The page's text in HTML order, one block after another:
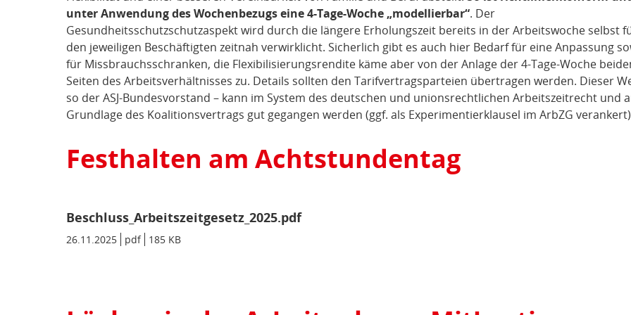
unter Anwendung des Wochenbezugs eine 4-Tage-Woche „modellierbar“. Der
Gesundheitsschutzschutzaspekt wird durch die längere Erholungszeit bereits in der Arbeitswoche selbst
den jeweiligen Beschäftigten zeitnah verwirklicht. Sicherlich gibt es auch hier Bedarf für eine Anpassung
für Missbrauchsschranken, die Flexibilisierungsrendite käme aber von der Anlage der 4-Tage-Woche
Seiten des Arbeitsverhältnisses zu. Details sollten den Tarifvertragsparteien übertragen werden. Dieser
so der ASJ-Bundesvorstand – kann im System des deutschen und unionsrechtlichen Arbeitszeitrecht und
Grundlage des Koalitionsvertrags gut gegangen werden (ggf. als Experimentierklausel im ArbZG
Festhalten am Achtstundentag
Beschluss_Arbeitszeitgesetz_2025.pdf
Metadaten:
Datum/Gültigkeit:
26.11.2025 Dateiformat:
pdf Dateigröße:
185 KB